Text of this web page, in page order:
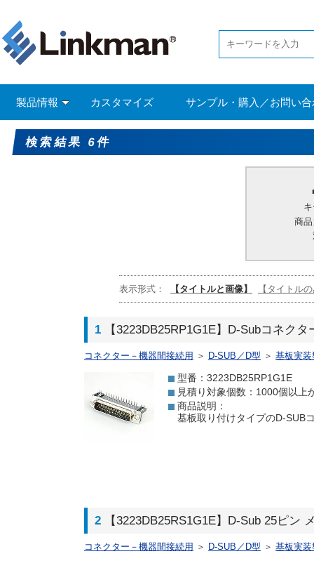
製品情報 カスタマイズ サンプル・購入／お問い
検索結果 6件
商
表示形式： 【タイトルと画像】 【タイトル
1 【3223DB25RP1G1E】D-Subコネク
コネクター－機器間接続用 ＞ D-SUB／D型 ＞ 基板実装
型番：3223DB25RP1G1E
見積り対象個数：1000個以上
商品説明：
基板取り付けタイプのD-SUB
2 【3223DB25RS1G1E】D-Sub 25ピ
コネクター－機器間接続用 ＞ D-SUB／D型 ＞ 基板実装